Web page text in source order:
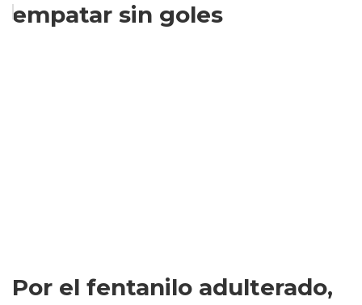
empatar sin goles
Por el fentanilo adulterado,